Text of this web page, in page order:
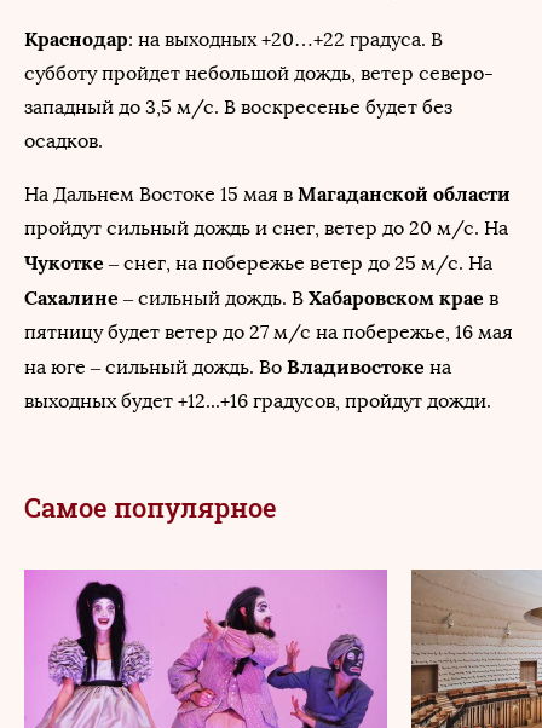
Краснодар: на выходных +20…+22 градуса. В
субботу пройдет небольшой дождь, ветер северо-
западный до 3,5 м/с. В воскресенье будет без
осадков.
На Дальнем Востоке 15 мая в Магаданской области
пройдут сильный дождь и снег, ветер до 20 м/с. На
Чукотке – снег, на побережье ветер до 25 м/с. На
Сахалине – сильный дождь. В Хабаровском крае в
пятницу будет ветер до 27 м/с на побережье, 16 мая
на юге – сильный дождь. Во Владивостоке на
выходных будет +12...+16 градусов, пройдут дожди.
Самое популярное